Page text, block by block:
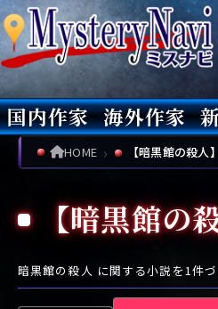
国内作家
あ行 あ い う え
さ行
さ し す せ
た行
た ち つ
に ぬ ね
海外作家
ア行 ア イ
サ行
サ
タ行
タ チ
ナ行
ナ
HOME 【暗黒館の殺
【暗黒館の
暗黒館の殺人 に関する小説を1件